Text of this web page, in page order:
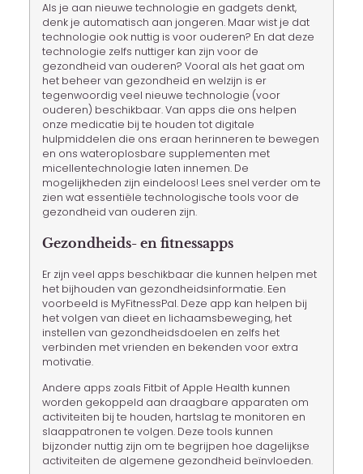
Als je aan nieuwe technologie en gadgets denkt,
denk je automatisch aan jongeren. Maar wist je dat
technologie ook nuttig is voor ouderen? En dat deze
technologie zelfs nuttiger kan zijn voor de
gezondheid van ouderen? Vooral als het gaat om
het beheer van gezondheid en welzijn is er
tegenwoordig veel nieuwe technologie (voor
ouderen) beschikbaar. Van apps die ons helpen
onze medicatie bij te houden tot digitale
hulpmiddelen die ons eraan herinneren te bewegen
en ons wateroplosbare supplementen met
micellentechnologie laten innemen. De
mogelijkheden zijn eindeloos! Lees snel verder om te
zien wat essentiële technologische tools voor de
gezondheid van ouderen zijn.
Gezondheids- en fitnessapps
Er zijn veel apps beschikbaar die kunnen helpen met
het bijhouden van gezondheidsinformatie. Een
voorbeeld is MyFitnessPal. Deze app kan helpen bij
het volgen van dieet en lichaamsbeweging, het
instellen van gezondheidsdoelen en zelfs het
verbinden met vrienden en bekenden voor extra
motivatie.
Andere apps zoals Fitbit of Apple Health kunnen
worden gekoppeld aan draagbare apparaten om
activiteiten bij te houden, hartslag te monitoren en
slaappatronen te volgen. Deze tools kunnen
bijzonder nuttig zijn om te begrijpen hoe dagelijkse
activiteiten de algemene gezondheid beïnvloeden.